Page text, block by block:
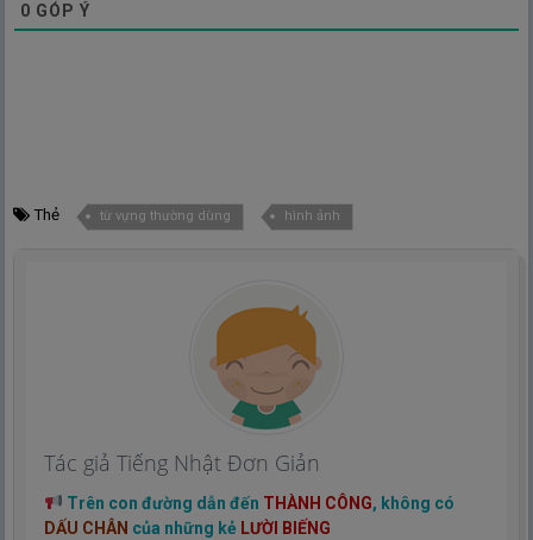
0 GÓP Ý
Thẻ từ vựng thường dùng hình ảnh
Tác giả Tiếng Nhật Đơn Giản
Trên con đường dẫn đến THÀNH CÔNG, không có
DẤU CHÂN của những kẻ LƯỜI BIẾNG